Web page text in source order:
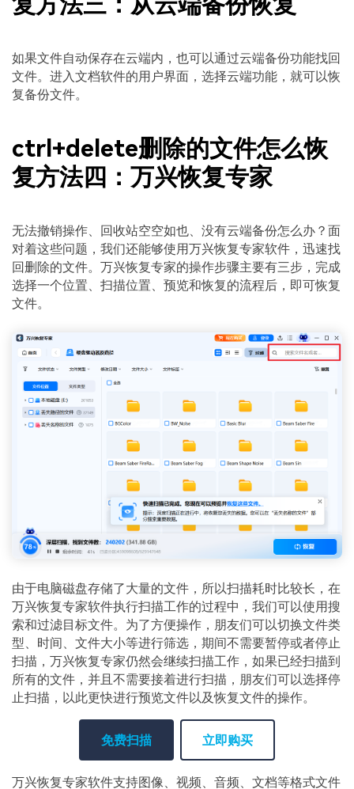
如果文件自动保存在云端内，也可以通过云端备份功能找回
文件。进入文档软件的用户界面，选择云端功能，就可以恢
复备份文件。
ctrl+delete删除的文件怎么恢
复方法四：万兴恢复专家
无法撤销操作、回收站空空如也、没有云端备份怎么办？面
对着这些问题，我们还能够使用万兴恢复专家软件，迅速找
回删除的文件。万兴恢复专家的操作步骤主要有三步，完成
选择一个位置、扫描位置、预览和恢复的流程后，即可恢复
文件。
由于电脑磁盘存储了大量的文件，所以扫描耗时比较长，在
万兴恢复专家软件执行扫描工作的过程中，我们可以使用搜
索和过滤目标文件。为了方便操作，朋友们可以切换文件类
型、时间、文件大小等进行筛选，期间不需要暂停或者停止
扫描，万兴恢复专家仍然会继续扫描工作，如果已经扫描到
所有的文件，并且不需要接着进行扫描，朋友们可以选择停
止扫描，以此更快进行预览文件以及恢复文件的操作。
免费扫描 立即购买
万兴恢复专家软件支持图像、视频、音频、文档等格式文件